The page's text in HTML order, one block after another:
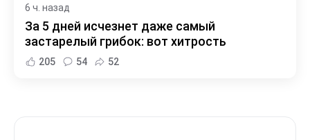
6 ч. назад
За 5 дней исчезнет даже самый
застарелый грибок: вот хитрость
205 54 52